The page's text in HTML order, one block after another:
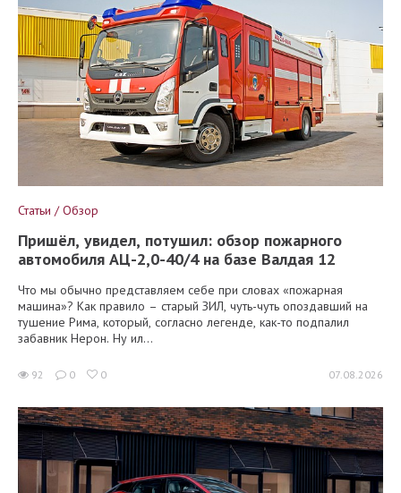
Статьи / Обзор
Пришёл, увидел, потушил: обзор пожарного
автомобиля АЦ-2,0-40/4 на базе Валдая 12
Что мы обычно представляем себе при словах «пожарная
машина»? Как правило – старый ЗИЛ, чуть-чуть опоздавший на
тушение Рима, который, согласно легенде, как-то подпалил
забавник Нерон. Ну ил...
92 0 0 07.08.2026